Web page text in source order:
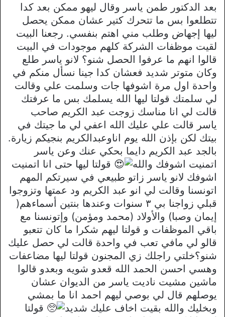
بعد الدكتور طمن ياسر وقال ليهو ممكن بعد كدا
تتطلعوا بس ما تتحرك كتير عشان ممكن يحصل
ليها إجهاض وطلب مني اهتم بنفسي. رجعنا البيت
لقيت موظفات الشركة كلهم موجودات في البيت
قالوا انهم ما عرفوا الحصل شنو؟ لانو ياسر طلع
وكان متوتر شديد فعشان كدا جينا نسأل منكم في
واحدة اول مرة اشوفها جات وسلمت علي وقالت
لي سلمتك قولتا ليها الله يسلمك بس ما عرفتك
قالت لي انا مناسك زوجت عبد الكريم صاحب
ياسر قالت علي عليك الله اعفي لي ما جيتك في
بيتك لكن بإذن الله يوم اناوعبدالكريم بنجيكم زيارة.
بالجد عبد الكريم دايما بحكي عنك وعن ياسر
اتمنيت اشوفك والله
قولتا ليها حتى انا اتمنيت
اشوفك لانو ياسر زاتو طبيعي في سيرتكم المهم
اتونسنا وقالت لي انو عبد الكريم ود عمتها وتزوجوا
قبلي زواجنا بي ٣ سنوات وعندها بنتين أسماءهم(
إيمان وصبا) والأولاد (محمد ومؤمن) وإتونسنا مع
باقي الموظفات و قولتا ليهم شكرا ما كان تتعبو
قالو لي مافي تعب في واحدة قالت لي حصل عليك
شنو؟خلتي راجلك زي المجنون قولتا ليها مضاعفات
وهسي احسن الحمد الله قعدو شويه وبعدو قالوا
ماشين مشيت ناديت ياسر من الديوان عشان
يوصلهم قال لي بوصي ليهم احمد انا ما بمشي
وبخليك والله بقيت اخاف عليك شديد
قولتا